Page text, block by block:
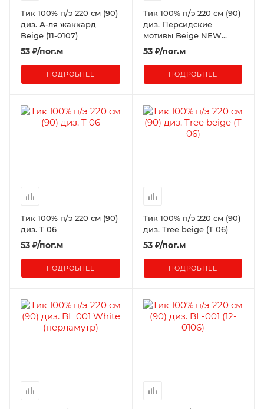
Тик 100% п/э 220 см (90)
диз. А-ля жаккард
Beige (11-0107)
53 ₽/пог.м
ПОДРОБНЕЕ
Тик 100% п/э 220 см (90)
диз. Персидские
мотивы Beige NEW
(рисунок 14-112)
53₽/пог.м
ПОДРОБНЕЕ
Тик 100% п/э 220 см (90)
диз. T 06
53 ₽/пог.м
ПОДРОБНЕЕ
Тик 100% п/э 220 см (90)
диз. Tree beige (T 06)
53₽/пог.м
ПОДРОБНЕЕ